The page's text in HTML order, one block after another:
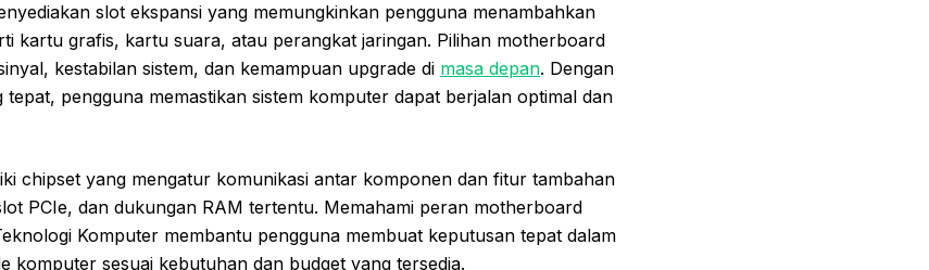
slot ekspansi yang memungkinkan pengguna menambahkan
kartu grafis, kartu suara, atau perangkat jaringan. Pilihan motherboard
kestabilan sistem, dan kemampuan upgrade di masa depan. Dengan
pengguna memastikan sistem komputer dapat berjalan optimal dan
chipset yang mengatur komunikasi antar komponen dan fitur tambahan
PCIe, dan dukungan RAM tertentu. Memahami peran motherboard
Komputer membantu pengguna membuat keputusan tepat dalam
komputer sesuai kebutuhan dan budget yang tersedia.